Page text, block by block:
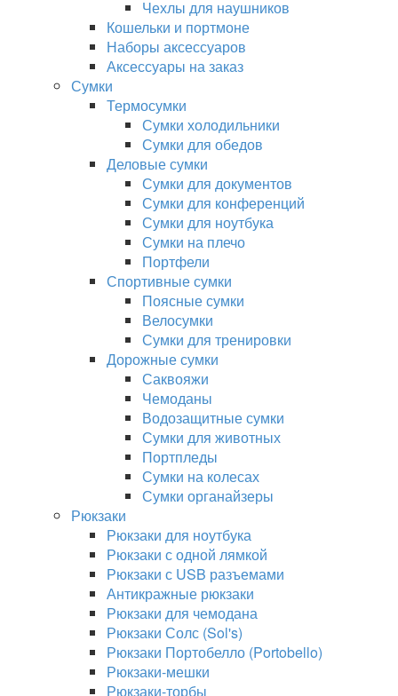
Чехлы для наушников
Кошельки и портмоне
Наборы аксессуаров
Аксессуары на заказ
Сумки
Термосумки
Сумки холодильники
Сумки для обедов
Деловые сумки
Сумки для документов
Сумки для конференций
Сумки для ноутбука
Сумки на плечо
Портфели
Спортивные сумки
Поясные сумки
Велосумки
Сумки для тренировки
Дорожные сумки
Саквояжи
Чемоданы
Водозащитные сумки
Сумки для животных
Портпледы
Сумки на колесах
Сумки органайзеры
Рюкзаки
Рюкзаки для ноутбука
Рюкзаки с одной лямкой
Рюкзаки с USB разъемами
Антикражные рюкзаки
Рюкзаки для чемодана
Рюкзаки Солс (Sol's)
Рюкзаки Портобелло (Portobello)
Рюкзаки-мешки
Рюкзаки-торбы